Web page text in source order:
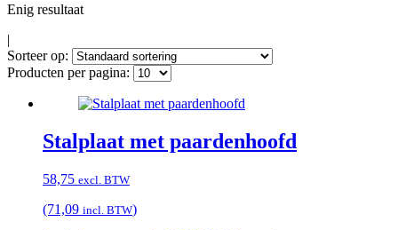
Enig resultaat
|
Sorteer op:
Producten per pagina:
Stalplaat met paardenhoofd
58,75 excl. BTW
(71,09 incl. BTW)